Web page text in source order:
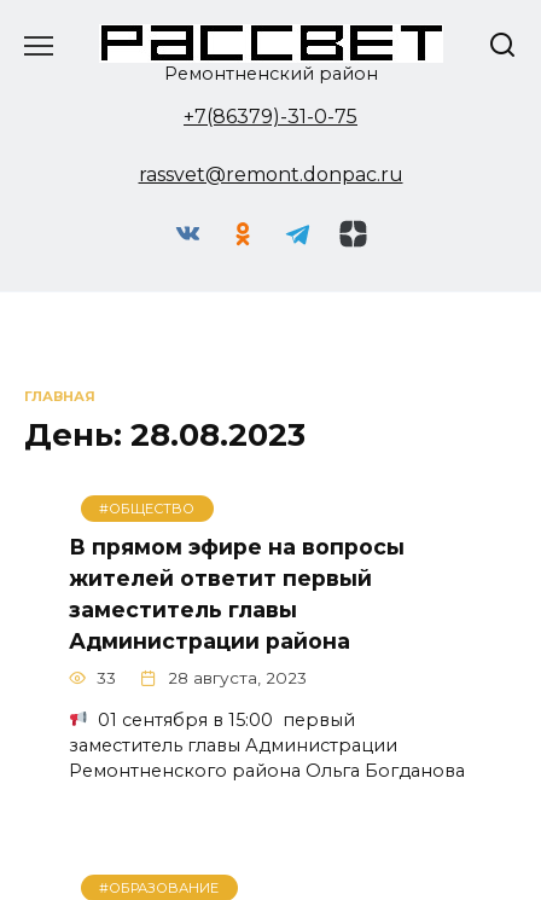
Ремонтненский район
+7(86379)-31-0-75
rassvet@remont.donpac.ru
ГЛАВНАЯ
День: 28.08.2023
#ОБЩЕСТВО
В прямом эфире на вопросы
жителей ответит первый
заместитель главы
Администрации района
33 28 августа, 2023
01 сентября в 15:00 первый
заместитель главы Администрации
Ремонтненского района Ольга Богданова
#ОБРАЗОВАНИЕ